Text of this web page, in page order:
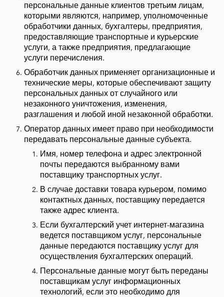
персональные данные клиентов третьим лицам,
которыми являются, например, уполномоченные
обработчики данных, бухгалтеры, предприятия,
предоставляющие транспортные и курьерские
услуги, а также предприятия, предлагающие
услуги перечисления.
Обработчик данных применяет организационные и
технические меры, которые обеспечивают защиту
персональных данных от случайного или
незаконного уничтожения, изменения,
разглашения и любой иной незаконной обработки.
Оператор данных имеет право при необходимости
передавать персональные данные субъекта.
Имя, номер телефона и адрес электронной
почты передаются выбранному вами
поставщику транспортных услуг.
В случае доставки товара курьером, помимо
контактных данных, поставщику передается
также адрес клиента.
Если бухгалтерский учет интернет-магазина
ведется поставщиком услуг, персональные
данные передаются поставщику услуг для
осуществления бухгалтерских операций.
Персональные данные могут быть переданы
поставщикам услуг информационных
технологий, если это необходимо для